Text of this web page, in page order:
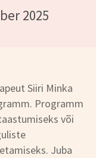
2025
Siiri Minka
Programm
või
Juba